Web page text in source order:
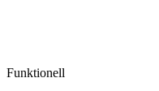
Funktionell